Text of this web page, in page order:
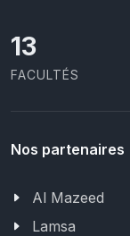
13
FACULTÉS
Nos partenaires
Al Mazeed
Lamsa